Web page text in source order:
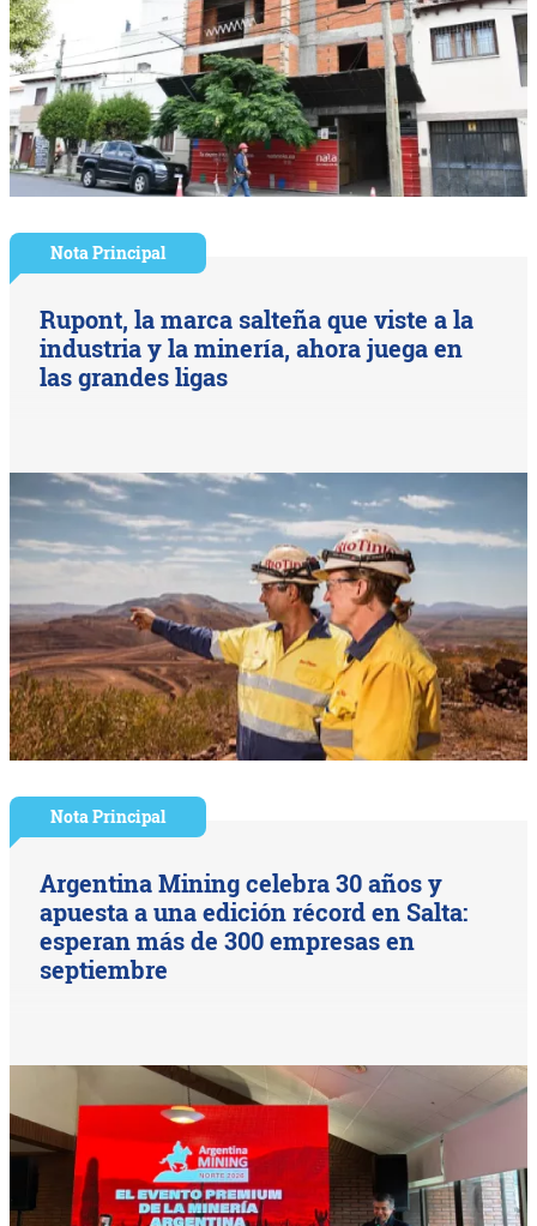
Nota Principal
Rupont, la marca salteña que viste a la
industria y la minería, ahora juega en
las grandes ligas
Nota Principal
Argentina Mining celebra 30 años y
apuesta a una edición récord en Salta:
esperan más de 300 empresas en
septiembre